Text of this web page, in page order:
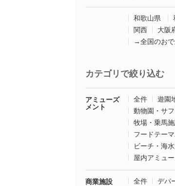
和歌山県
関西
大阪
→全国のおで
カテゴリで絞り込む
アミューズ
メント
全件 遊園
動物園・サ
牧場・乗馬
フードテー
ビーチ・海
屋内アミュ
商業施設 全件 デパ